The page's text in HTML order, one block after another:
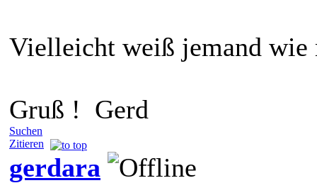
Vielleicht weiß jemand wie
Gruß ! Gerd
Suchen
Zitieren
gerdara